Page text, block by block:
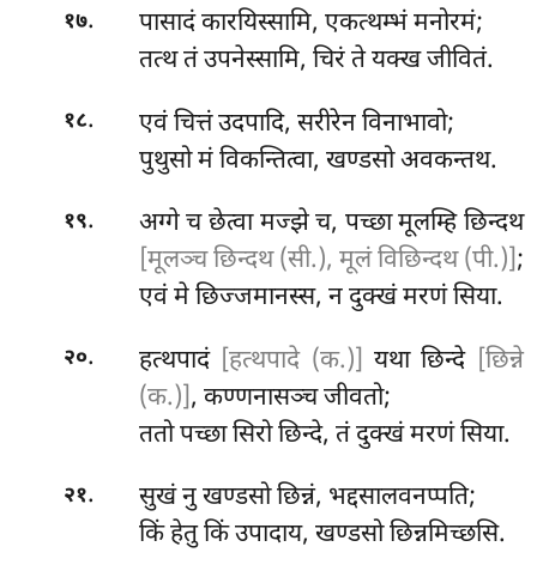
१७.
पासादं कारयिस्सामि, एकत्थम्भं मनोरमं;
तत्थ तं उपनेस्सामि, चिरं ते यक्ख जीवितं.
१८.
एवं चित्तं उदपादि, सरीरेन विनाभावो;
पुथुसो मं विकन्तित्वा, खण्डसो अवकन्तथ.
१९. अग्गेच छेत्वा मज्झे च, पच्छा मूलम्हि छिन्दथ
[मूलञ्च छिन्दथ (सी.), मूलं विछिन्दथ (पी.)];
एवं मे छिज्जमानस्स, न दुक्खं मरणं सिया.
२०. हत्थपादं [हत्थपादे (क.)] यथा छिन्दे [छिन्ने
(क.)], कण्णनासञ्च जीवतो;
ततो पच्छा सिरो छिन्दे, तं दुक्खं मरणं सिया.
२१.
सुखं नु खण्डसो छिन्नं, भद्दसालवनप्पति;
किं हेतु किं उपादाय, खण्डसो छिन्नमिच्छसि.